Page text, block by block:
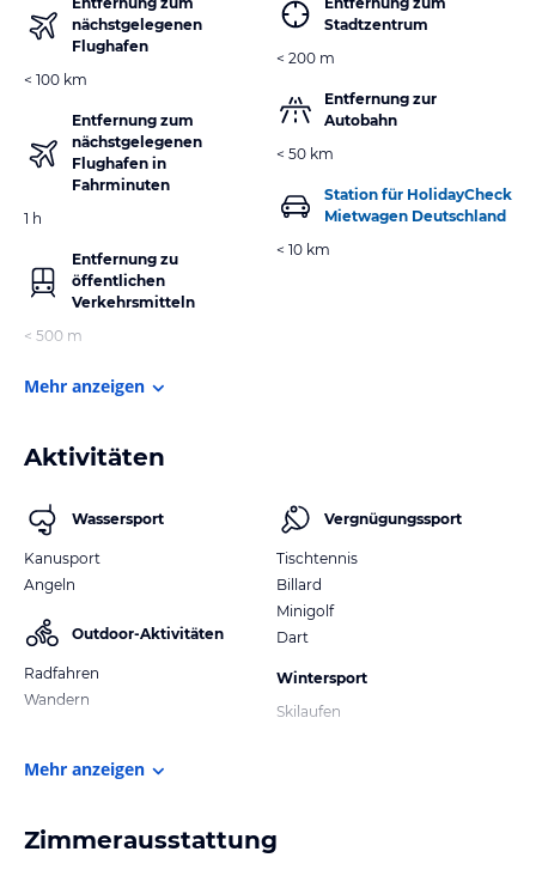
nächstgelegenen
Flughafen
< 100 km
Entfernung zum
nächstgelegenen
Flughafen in
Fahrminuten
1 h
Entfernung zu
öffentlichen
Verkehrsmitteln
< 500 m
Stadtzentrum
< 200 m
Entfernung zur
Autobahn
< 50 km
Station für HolidayCheck
Mietwagen Deutschland
< 10 km
Mehr anzeigen
Aktivitäten
Wassersport
Kanusport
Angeln
Outdoor-Aktivitäten
Radfahren
Wandern
Vergnügungssport
Tischtennis
Billard
Minigolf
Dart
Wintersport
Skilaufen
Mehr anzeigen
Zimmerausstattung